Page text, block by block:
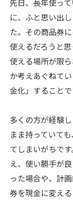
先日、長年使っ
に、ふと思い出
た。その商品券
使えるだろうと
使える場所が限
か考えあぐねて
金化」することで
多くの方が経験
まま持っていて
てしまいがちで
え、使い勝手が
った場合や、計
券を現金に変える